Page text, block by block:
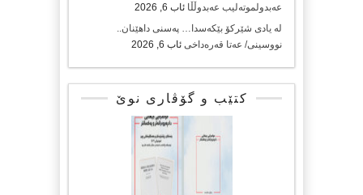
عەبدولموتەلیب عەبدوڵڵا ئاب 6, 2026
لە یادی شێرکۆ بێکەسدا… پەسنی داهێنان..
نووسینی/ عەتا قەرەداخی ئاب 6, 2026
کتێب و گۆڤاری نوێ